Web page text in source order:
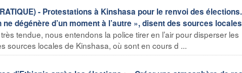
- Protestations à Kinshasa pour le renvoi des
dégénère d’un moment à l’autre », disent des sources locales
tendue, nous entendons la police tirer en l’air pour disperser les
sources locales de Kinshasa, où sont en cours d ...